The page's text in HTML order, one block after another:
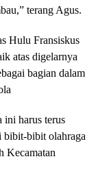
terang Agus.
Hulu Fransiskus
atas digelarnya
bagian dalam
ini harus terus
bibit-bibit olahraga
Kecamatan